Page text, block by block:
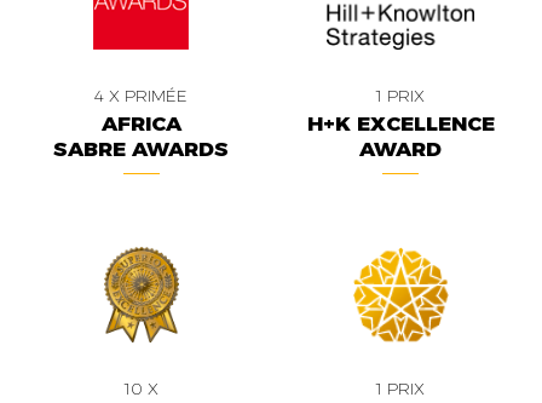
4 X PRIMÉE
AFRICA
SABRE AWARDS
1 PRIX
H+K EXCELLENCE
AWARD
10 X 1 PRIX